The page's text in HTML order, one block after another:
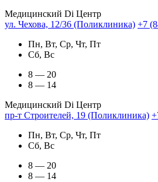
Медицинский Di Центр
ул. Чехова, 12/36 (Поликлиника) +7
Пн, Вт, Ср, Чт, Пт
Сб, Вс
8 — 20
8 — 14
Медицинский Di Центр
пр-т Строителей, 19 (Поликлиника)
Пн, Вт, Ср, Чт, Пт
Сб, Вс
8 — 20
8 — 14